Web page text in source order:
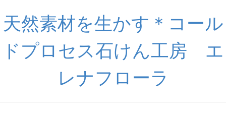
天然素材を生かす＊コール
ドプロセス石けん工房 エ
レナフローラ